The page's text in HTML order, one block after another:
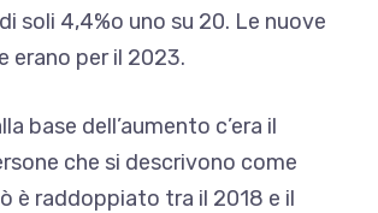
soli 4,4%o uno su 20. Le nuove
erano per il 2023.
base dell’aumento c’era il
che si descrivono come
è raddoppiato tra il 2018 e il